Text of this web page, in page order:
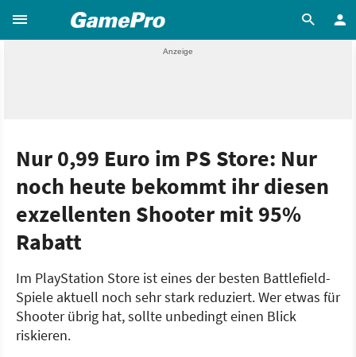
Nur 0,99 Euro im PS Store: Nur
noch heute bekommt ihr diesen
exzellenten Shooter mit 95%
Rabatt
Im PlayStation Store ist eines der besten Battlefield-
Spiele aktuell noch sehr stark reduziert. Wer etwas für
Shooter übrig hat, sollte unbedingt einen Blick
riskieren.